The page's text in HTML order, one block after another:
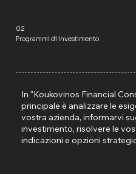
02
Programmi di investimento
In "Koukovinos Financial
principale è analizzare le
vostra azienda, informarvi
investimento, risolvere le
indicazioni e opzioni